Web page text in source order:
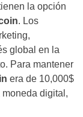
la opción
. Los
global en la
Para mantener
era de 10,000$
digital,